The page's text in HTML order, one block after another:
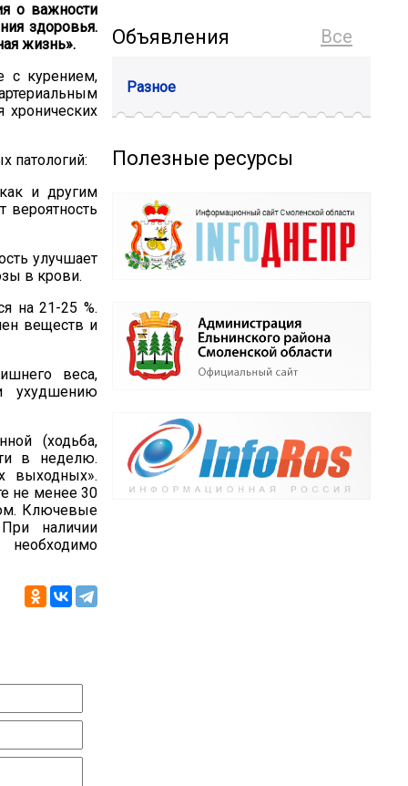
о важности
здоровья.
жизнь».
с курением,
хронических
патологий:
и другим
улучшает
в крови.
на 21-25 %.
веществ и
веса,
ухудшению
(ходьба,
в неделю.
выходных».
не менее 30
Ключевые
наличии
Все
Объявления
Разное
Полезные ресурсы